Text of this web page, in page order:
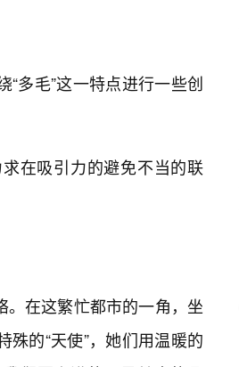
“多毛”这一特点进行一些创
在吸引力的避免不当的联
在这繁忙都市的一角，坐
的“天使”，她们用温暖的